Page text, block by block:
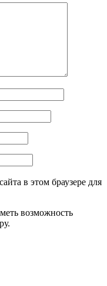
в этом браузере для
возможность